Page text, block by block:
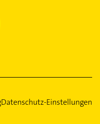
Datenschutz-Einstellungen